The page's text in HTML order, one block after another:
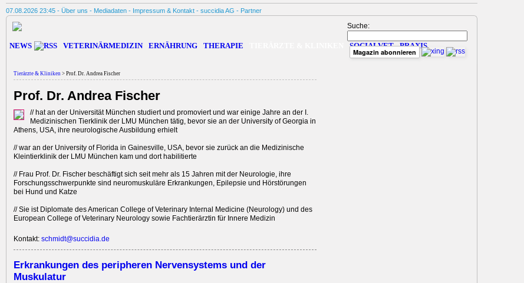
07.08.2026 23:45 - Über uns - Mediadaten - Impressum & Kontakt - succidia AG - Partner
Suche:
Magazin abonnieren
NEWS VETERINÄRMEDIZIN ERNÄHRUNG THERAPIE SOCIALVET PRAXIS
Tierärzte & Kliniken > Prof. Dr. Andrea Fischer
Prof. Dr. Andrea Fischer
// hat an der Univer­sität München studiert und promoviert und war einige Jahre an der I.
Medizini­schen Tierklinik der LMU München tätig, bevor sie an der University of Georgia in
Athens, USA, ihre neurologische Ausbildung erhielt
// war an der University of Florida in Gainesville, USA, bevor sie zurück an die Medizinische
Kleintierklinik der LMU München kam und dort habilitierte
// Frau Prof. Dr. Fischer beschäftigt sich seit mehr als 15 Jahren mit der Neurologie, ihre
Forschungsschwerpunkte sind neuromuskuläre Erkrankungen, Epilepsie und Hörstörungen
bei Hund und Katze
// Sie ist Diplomate des American College of Veterinary Internal Medicine (Neurology) und des
European College of Veterinary Neurology sowie Fachtierärztin für Innere Medizin
Kontakt: schmidt@succidia.de
Erkrankungen des peripheren Nervensystems und der
Muskulatur